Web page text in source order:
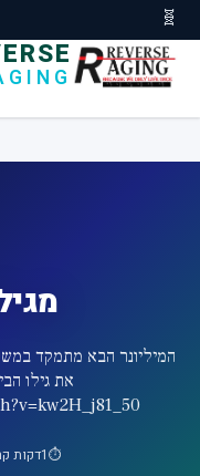
🧬
מגיל 46
המיליונר הבא מתמקד
⏱️
1דקות